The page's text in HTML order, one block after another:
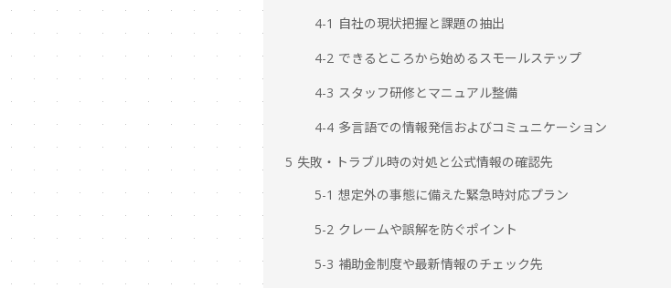
4-1 自社の現状把握と課題の抽出
4-2 できるところから始めるスモールステップ
4-3 スタッフ研修とマニュアル整備
4-4 多言語での情報発信およびコミュニケーション
5 失敗・トラブル時の対処と公式情報の確認先
5-1 想定外の事態に備えた緊急時対応プラン
5-2 クレームや誤解を防ぐポイント
5-3 補助金制度や最新情報のチェック先